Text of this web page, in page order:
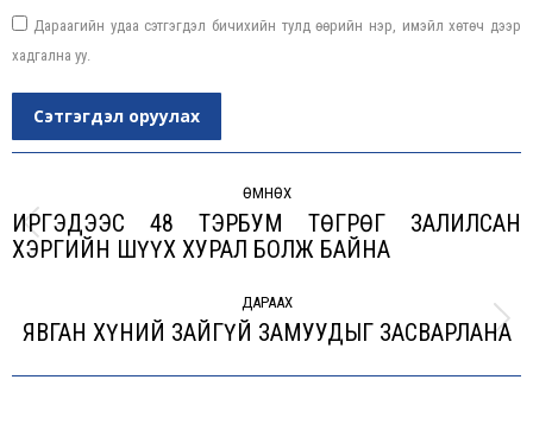
Дараагийн удаа сэтгэгдэл бичихийн тулд өөрийн нэр, имэйл хөтөч дээр
хадгална уу.
Сэтгэгдэл оруулах
navigation
ӨМНӨХ
Previous
ИРГЭДЭЭС 48 ТЭРБУМ ТӨГРӨГ ЗАЛИЛСАН
ХЭРГИЙН ШҮҮХ ХУРАЛ БОЛЖ БАЙНА
ДАРААХ
Next
ЯВГАН ХҮНИЙ ЗАЙГҮЙ ЗАМУУДЫГ ЗАСВАРЛАНА